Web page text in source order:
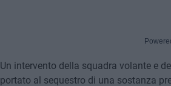
Un intervento della squadra volante e
portato al sequestro di una sostanza